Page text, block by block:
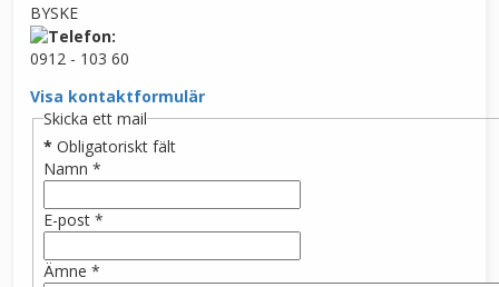
BYSKE
0912 - 103 60
Visa kontaktformulär
Skicka ett mail
* Obligatoriskt fält
Namn *
E-post*
Ämne *